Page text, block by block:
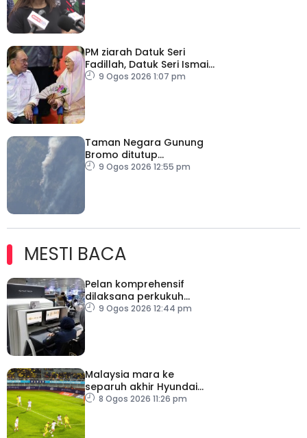
PM ziarah Datuk Seri
Fadillah, Datuk Seri Ismail
Sabri di IJN
9 Ogos 2026 1:07 pm
Taman Negara Gunung
Bromo ditutup
sementara
9 Ogos 2026 12:55 pm
MESTI BACA
Pelan komprehensif
dilaksana perkukuh
keselamatan
9 Ogos 2026 12:44 pm
Malaysia mara ke
separuh akhir Hyundai
ASEAN Cup
8 Ogos 2026 11:26 pm